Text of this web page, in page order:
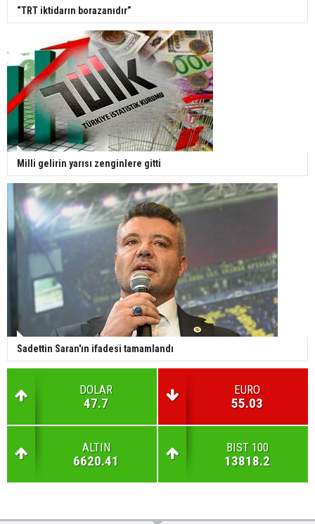
“TRT iktidarın borazanıdır”
Milli gelirin yarısı zenginlere gitti
Sadettin Saran'ın ifadesi tamamlandı
DOLAR
47.7
EURO
55.03
ALTIN
6620.41
BIST 100
13818.2